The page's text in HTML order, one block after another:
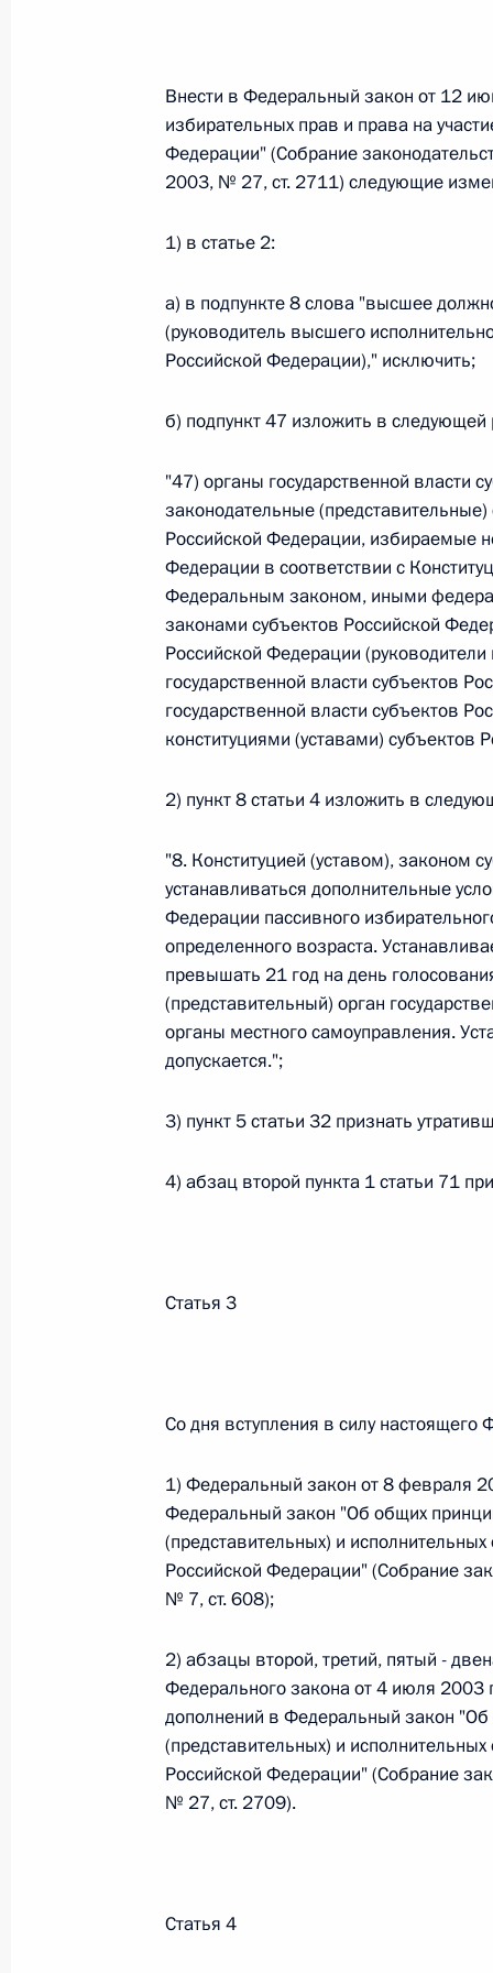
Федеральный закон от
О внесении изменения в статью 2
и добровольчестве (волонтерстве)»
26 июля 2026 года
Федеральный закон от
О внесении изменений в Уголовный
26 июля 2026 года
Федеральный закон от
О внесении изменений в статью 13–2
и признании утратившим силу пункта 1
изменений в Федеральный закон „Об
26 июля 2026 года
Федеральный закон от
О внесении изменения в статью 10
Федеральный закон от
О ратификации Соглашения между
Министров Киргизской Республики о
по вопросам внутренних дел и миграции
26 июля 2026 года
О внесении изменений в Кодекс
26 июля 2026 года
Федеральный закон от
О внесении изменения в статью 6 Закона
26 июля 2026 года
Федеральный закон от
О внесении изменений в статью 9.21
правонарушениях
26 июля 2026 года
Внести в Федеральный закон от 12
избирательных прав и права на
Федерации" (Собрание
2003, № 27, ст. 2711) следующие
1) в статье 2:
а) в подпункте 8 слова "высшее
(руководитель высшего
Российской Федерации)," исключить;
б) подпункт 47 изложить в следующей
"47) органы государственной власти
законодательные
Российской Федерации, избираемые
Федерации в соответствии с
Федеральным законом, иными
законами субъектов Российской
Российской Федерации
государственной власти субъектов
государственной власти субъектов
конституциями (уставами) субъектов
2) пункт 8 статьи 4 изложить в
"8. Конституцией (уставом), законом
устанавливаться дополнительные
Федерации пассивного
определенного возраста.
превышать 21 год на день
(представительный) орган
органы местного самоуправления.
допускается.";
3) пункт 5 статьи 32 признать
4) абзац второй пункта 1 статьи 71
Статья 3
Со дня вступления в силу настоящего
1) Федеральный закон от 8 февраля
Федеральный закон "Об общих
(представительных) и
Российской Федерации" (Собрание
№ 7, ст. 608);
2) абзацы второй, третий, пятый -
Федерального закона от 4 июля
дополнений в Федеральный закон
(представительных) и
Российской Федерации" (Собрание
№ 27, ст. 2709).
Статья 4